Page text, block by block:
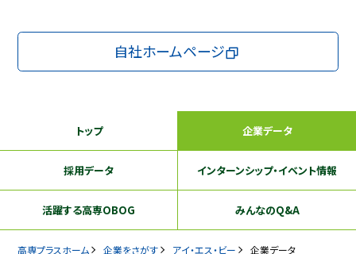
自社ホームページ
トップ 企業データ
採用データ インターンシップ・イベント情報
活躍する高専OBOG みんなのQ&A
高専プラスホーム 企業をさがす アイ・エス・ビー 企業データ